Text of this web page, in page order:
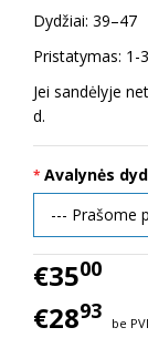
Dydžiai: 39–47
Pristatymas: 1-
Jei sandėlyje
d.
Avalynės
€3500
€2893 be